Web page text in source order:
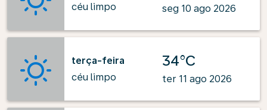
céu limpo
seg 10 ago 2026
terça-feira
céu limpo
34°C
ter 11 ago 2026